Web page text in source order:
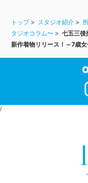
トップ スタジオ紹介
タジオコラム〜
七五三後
新作着物リリース！～7歳女
/